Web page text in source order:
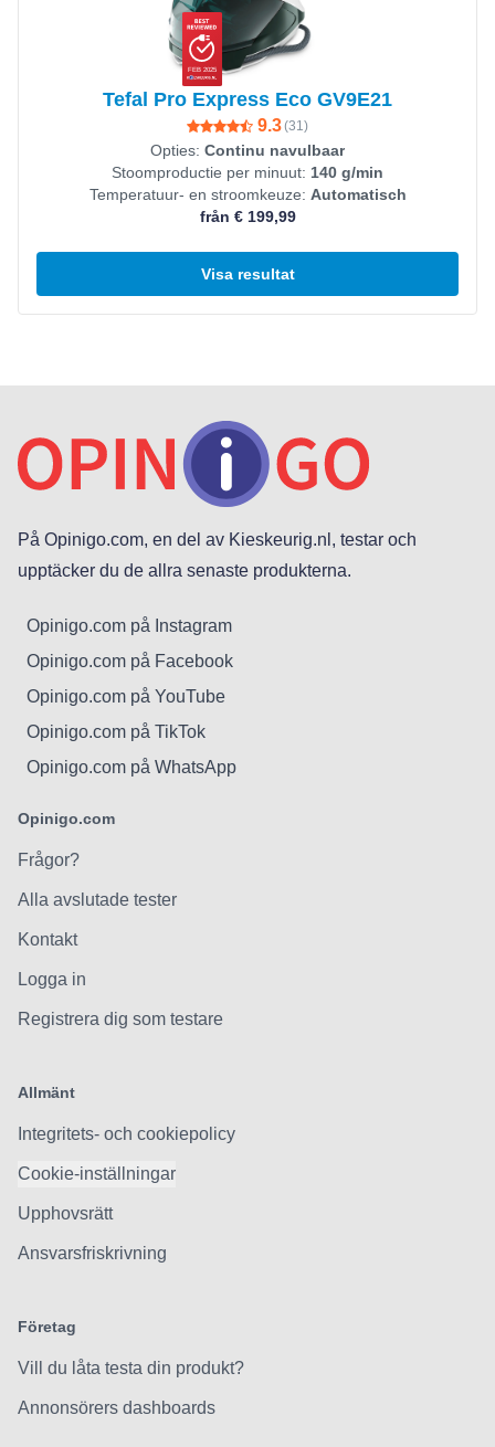
FEB 2025
Tefal Pro Express Eco GV9E21
9.3(31 )
Opties: Continu navulbaar
Stoomproductie per minuut: 140 g/min
Temperatuur- en stroomkeuze: Automatisch
från € 199,99
Visa resultat
På Opinigo.com, en del av Kieskeurig.nl, testar och
upptäcker du de allra senaste produkterna.
Opinigo.com på Instagram
Opinigo.com på Facebook
Opinigo.com på YouTube
Opinigo.com på TikTok
Opinigo.com på WhatsApp
Opinigo.com
Frågor?
Alla avslutade tester
Kontakt
Logga in
Registrera dig som testare
Allmänt
Integritets- och cookiepolicy
Cookie-inställningar
Upphovsrätt
Ansvarsfriskrivning
Företag
Vill du låta testa din produkt?
Annonsörers dashboards